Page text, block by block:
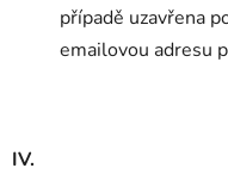
případě uzavřena
emailovou adresu
IV.